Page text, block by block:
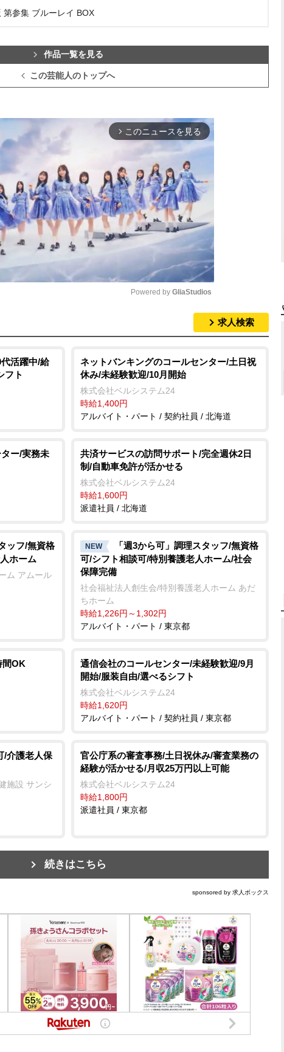
参集 ブルーレイ BOX
作品一覧を見る
この芸能人のトップへ
arrow_forward_ios このニュースを見る
t
e
Powered by GliaStudios
求人検索
活躍中/給
フト
ネットバンキングのコールセンター/土日祝
休み/未経験歓迎/10月開始
株式会社ベルシステム24
時給1,400円
アルバイト・パート / 契約社員 / 北海道
ー/実務未
共済サービスの訪問サポート/完全週休2日
制/自動車免許が活かせる
株式会社ベルシステム24
時給1,600円
派遣社員 / 北海道
ッフ/無資格
ホーム
ム アムール
NEW
「週3から可」調理スタッフ/無資格
可/シフト相談可/特別養護老人ホーム/社会
保障完備
社会福祉法人創生会/特別養護老人ホーム あだ
ちホーム
時給1,226円～1,302円
アルバイト・パート / 東京都
間OK
通信会社のコールセンター/未経験歓迎/9月
開始/服装自由/選べるシフト
株式会社ベルシステム24
時給1,620円
アルバイト・パート / 契約社員 / 東京都
/介護老人保
施設 サンシ
官公庁系の審査事務/土日祝休み/審査業務の
経験が活かせる/月収25万円以上可能
株式会社ベルシステム24
時給1,800円
派遣社員 / 東京都
続きはこちら
sponsored by 求人ボックス